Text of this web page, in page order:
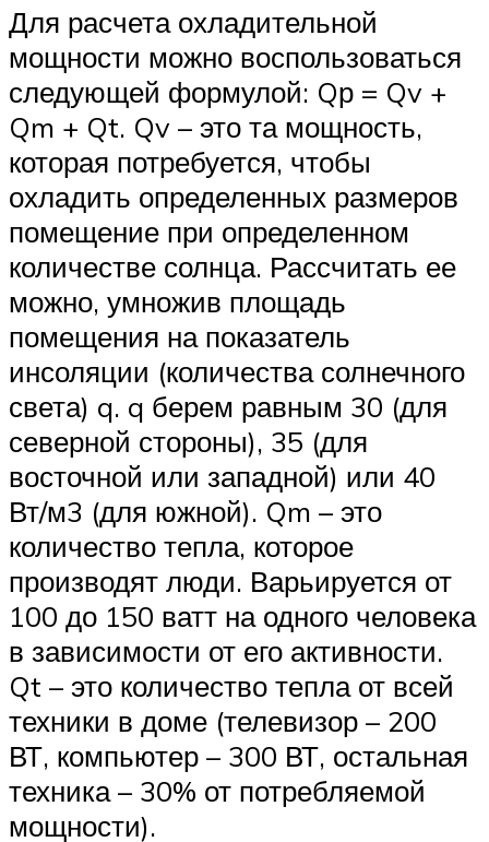
Для расчета охладительной
мощности можно воспользоваться
следующей формулой: Qр = Qv +
Qm + Qt. Qv – это та мощность,
которая потребуется, чтобы
охладить определенных размеров
помещение при определенном
количестве солнца. Рассчитать ее
можно, умножив площадь
помещения на показатель
инсоляции (количества солнечного
света) q. q берем равным 30 (для
северной стороны), 35 (для
восточной или западной) или 40
Вт/м3 (для южной). Qm – это
количество тепла, которое
производят люди. Варьируется от
100 до 150 ватт на одного человека
в зависимости от его активности.
Qt – это количество тепла от всей
техники в доме (телевизор – 200
ВТ, компьютер – 300 ВТ, остальная
техника – 30% от потребляемой
мощности).